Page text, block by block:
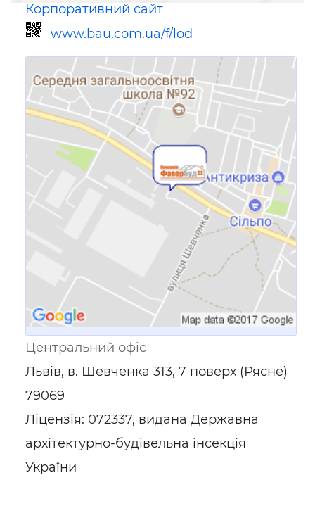
Корпоративний сайт
www.bau.com.ua/f/lod
Посилання для мобільних
пристроїв
Центральний офіс
Львів, в. Шевченка 313, 7 поверх (Рясне)
79069
Ліцензія: 072337, видана Державна
архітектурно-будівельна інсекція
України